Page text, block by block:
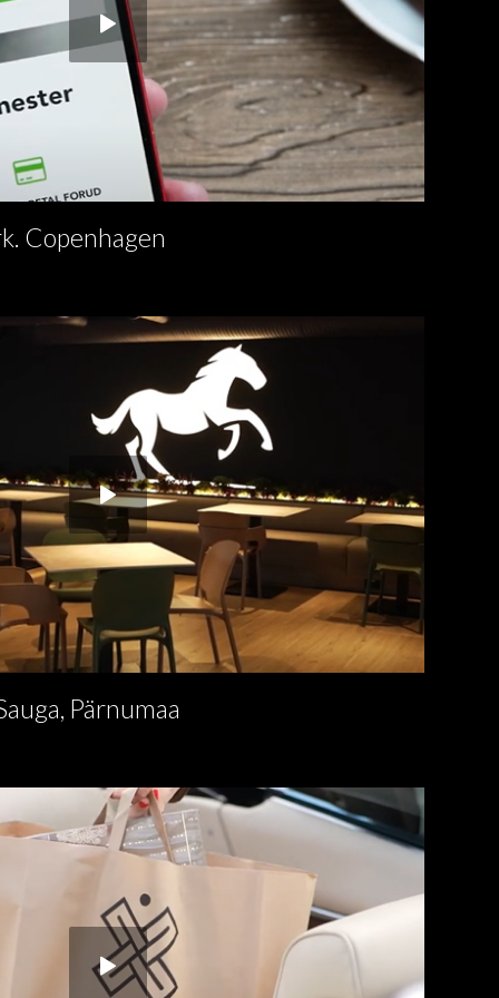
Copenhagen
Pärnumaa